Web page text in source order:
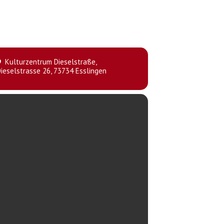
Kulturzentrum Dieselstraße,
26, 73734 Esslingen